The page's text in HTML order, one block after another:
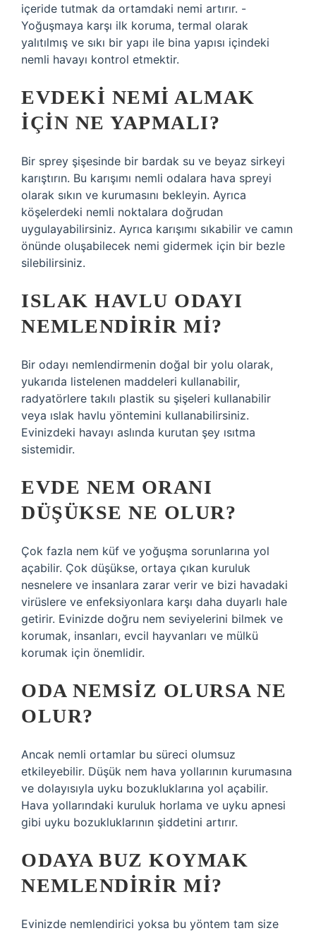
içeride tutmak da ortamdaki nemi artırır. -
Yoğuşmaya karşı ilk koruma, termal olarak
yalıtılmış ve sıkı bir yapı ile bina yapısı içindeki
nemli havayı kontrol etmektir.
EVDEKI NEMI ALMAK
IÇIN NE YAPMALI?
Bir sprey şişesinde bir bardak su ve beyaz sirkeyi
karıştırın. Bu karışımı nemli odalara hava spreyi
olarak sıkın ve kurumasını bekleyin. Ayrıca
köşelerdeki nemli noktalara doğrudan
uygulayabilirsiniz. Ayrıca karışımı sıkabilir ve camın
önünde oluşabilecek nemi gidermek için bir bezle
silebilirsiniz.
ISLAK HAVLU ODAYI
NEMLENDIRIR MI?
Bir odayı nemlendirmenin doğal bir yolu olarak,
yukarıda listelenen maddeleri kullanabilir,
radyatörlere takılı plastik su şişeleri kullanabilir
veya ıslak havlu yöntemini kullanabilirsiniz.
Evinizdeki havayı aslında kurutan şey ısıtma
sistemidir.
EVDE NEM ORANI
DÜŞÜKSE NE OLUR?
Çok fazla nem küf ve yoğuşma sorunlarına yol
açabilir. Çok düşükse, ortaya çıkan kuruluk
nesnelere ve insanlara zarar verir ve bizi havadaki
virüslere ve enfeksiyonlara karşı daha duyarlı hale
getirir. Evinizde doğru nem seviyelerini bilmek ve
korumak, insanları, evcil hayvanları ve mülkü
korumak için önemlidir.
ODA NEMSIZ OLURSA NE
OLUR?
Ancak nemli ortamlar bu süreci olumsuz
etkileyebilir. Düşük nem hava yollarının kurumasına
ve dolayısıyla uyku bozukluklarına yol açabilir.
Hava yollarındaki kuruluk horlama ve uyku apnesi
gibi uyku bozukluklarının şiddetini artırır.
ODAYA BUZ KOYMAK
NEMLENDIRIR MI?
Evinizde nemlendirici yoksa bu yöntem tam size